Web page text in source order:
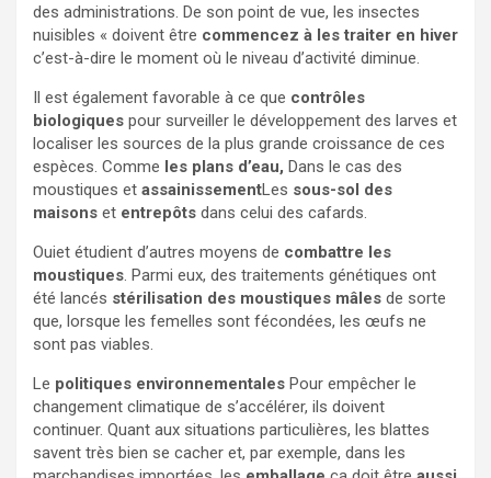
des administrations. De son point de vue, les insectes
nuisibles « doivent être commencez à les traiter en hiver
c’est-à-dire le moment où le niveau d’activité diminue.
Il est également favorable à ce que contrôles
biologiques pour surveiller le développement des larves et
localiser les sources de la plus grande croissance de ces
espèces. Comme les plans d’eau, Dans le cas des
moustiques et assainissementLes sous-sol des
maisons et entrepôts dans celui des cafards.
Ouiet étudient d’autres moyens de combattre les
moustiques. Parmi eux, des traitements génétiques ont
été lancés stérilisation des moustiques mâles de sorte
que, lorsque les femelles sont fécondées, les œufs ne
sont pas viables.
Le politiques environnementales Pour empêcher le
changement climatique de s’accélérer, ils doivent
continuer. Quant aux situations particulières, les blattes
savent très bien se cacher et, par exemple, dans les